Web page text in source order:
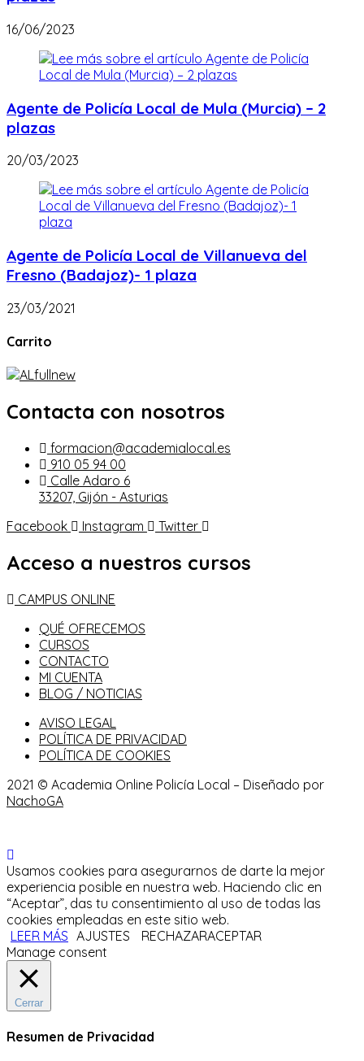
16/06/2023
Agente de Policía Local de Mula (Murcia) – 2
plazas
20/03/2023
Agente de Policía Local de Villanueva del
Fresno (Badajoz)- 1 plaza
23/03/2021
Carrito
Contacta con nosotros
formacion@academialocal.es
910 05 94 00
Calle Adaro 6
33207, Gijón - Asturias
Facebook
Instagram Twitter
Acceso a nuestros cursos
CAMPUS ONLINE
QUÉ OFRECEMOS
CURSOS
CONTACTO
MI CUENTA
BLOG / NOTICIAS
AVISO LEGAL
POLÍTICA DE PRIVACIDAD
POLÍTICA DE COOKIES
2021 © Academia Online Policía Local – Diseñado por
NachoGA
Usamos cookies para asegurarnos de darte la mejor
experiencia posible en nuestra web. Haciendo clic en
“Aceptar”, das tu consentimiento al uso de todas las
cookies empleadas en este sitio web.
LEER MÁS AJUSTES RECHAZARACEPTAR
Manage consent
Cerrar
Resumen de Privacidad